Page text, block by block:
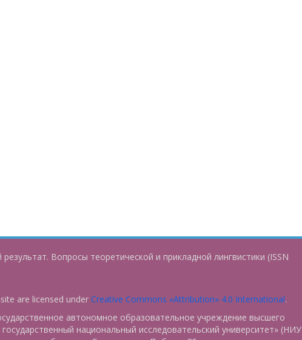
Вопросы теоретической и прикладной лингвистики (ISSN
are licensed under Creative Commons «Attribution» 4.0 International.
автономное образовательное учреждение высшего
национальный исследовательский университет» (НИУ